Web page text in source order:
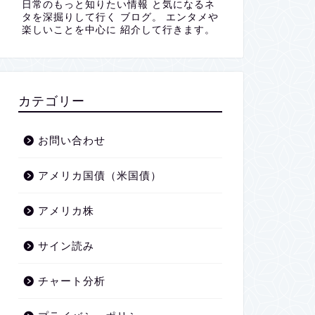
日常のもっと知りたい情報 と気になるネ
タを深掘りして行く ブログ。 エンタメや
楽しいことを中心に 紹介して行きます。
カテゴリー
お問い合わせ
アメリカ国債（米国債）
アメリカ株
サイン読み
チャート分析